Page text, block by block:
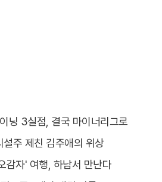
닝 3실점, 결국 마이너리그로
주 제친 김주애의 위상
감자' 여행, 하남서 만난다